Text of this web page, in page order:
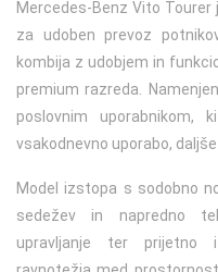
Lahka dostavna vozila
Električna lahka
Vozila na zalogi
Družinski
Gospodarsko vozilo
Vozila na zalogi
Servis vozil Peugeot
Sprememba
Odjava vozila
Deponiranje tablic
Izdaja preizkusnih
Mercedes-Benz Vito
za udoben prevoz
kombija z udobjem in
premium razreda.
poslovnim uporabnikom,
vsakodnevno uporabo,
Model izstopa s sodobno
sedežev in napredno
upravljanje ter prijetno